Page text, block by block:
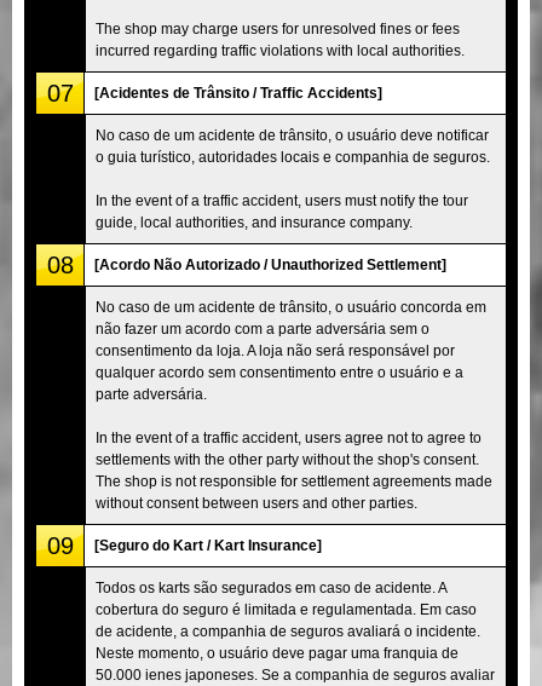
The shop may charge users for unresolved fines or fees
incurred regarding traffic violations with local authorities.
07 [Acidentes de Trânsito / Traffic Accidents]
No caso de um acidente de trânsito, o usuário deve notificar
o guia turístico, autoridades locais e companhia de seguros.
In the event of a traffic accident, users must notify the tour
guide, local authorities, and insurance company.
08 [Acordo Não Autorizado / Unauthorized Settlement]
No caso de um acidente de trânsito, o usuário concorda em
não fazer um acordo com a parte adversária sem o
consentimento da loja. A loja não será responsável por
qualquer acordo sem consentimento entre o usuário e a
parte adversária.
In the event of a traffic accident, users agree not to agree to
settlements with the other party without the shop's consent.
The shop is not responsible for settlement agreements made
without consent between users and other parties.
09 [Seguro do Kart / Kart Insurance]
Todos os karts são segurados em caso de acidente. A
cobertura do seguro é limitada e regulamentada. Em caso
de acidente, a companhia de seguros avaliará o incidente.
Neste momento, o usuário deve pagar uma franquia de
50.000 ienes japoneses. Se a companhia de seguros avaliar